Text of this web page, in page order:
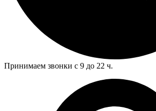
Принимаем звонки с 9 до 22 ч.